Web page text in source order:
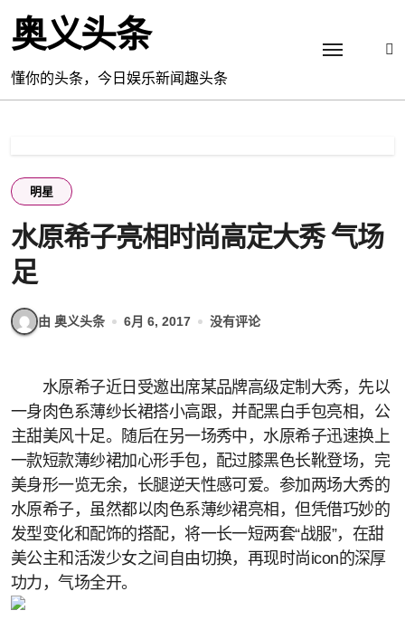
到
内
容
奥义头条
懂你的头条，今日娱乐新闻趣头条
明星
水原希子亮相时尚高定大秀 气场
足
由 奥义头条 6月 6, 2017 没有评论
水原希子近日受邀出席某品牌高级定制大秀，先以
一身肉色系薄纱长裙搭小高跟，并配黑白手包亮相，公
主甜美风十足。随后在另一场秀中，水原希子迅速换上
一款短款薄纱裙加心形手包，配过膝黑色长靴登场，完
美身形一览无余，长腿逆天性感可爱。参加两场大秀的
水原希子，虽然都以肉色系薄纱裙亮相，但凭借巧妙的
发型变化和配饰的搭配，将一长一短两套“战服”，在甜
美公主和活泼少女之间自由切换，再现时尚icon的深厚
功力，气场全开。